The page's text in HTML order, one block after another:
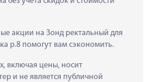
акции на Зонд ректальный для
р.8 помогут вам сэкономить.
включая цены, носит
и не является публичной